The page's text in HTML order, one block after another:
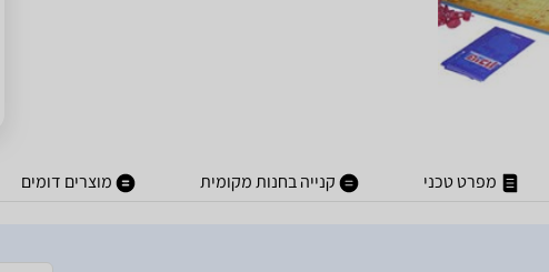
מפרט טכני קנייה בחנות מקומית מוצרים דומים